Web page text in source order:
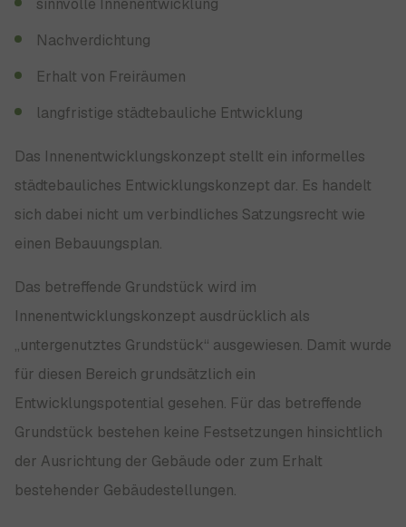
sinnvolle Innenentwicklung
Nachverdichtung
Erhalt von Freiräumen
langfristige städtebauliche Entwicklung
Das Innenentwicklungskonzept stellt ein informelles
städtebauliches Entwicklungskonzept dar. Es handelt
sich dabei nicht um verbindliches Satzungsrecht wie
einen Bebauungsplan.
Das betreffende Grundstück wird im
Innenentwicklungskonzept ausdrücklich als
„untergenutztes Grundstück“ ausgewiesen. Damit wurde
für diesen Bereich grundsätzlich ein
Entwicklungspotential gesehen. Für das betreffende
Grundstück bestehen keine Festsetzungen hinsichtlich
der Ausrichtung der Gebäude oder zum Erhalt
bestehender Gebäudestellungen.